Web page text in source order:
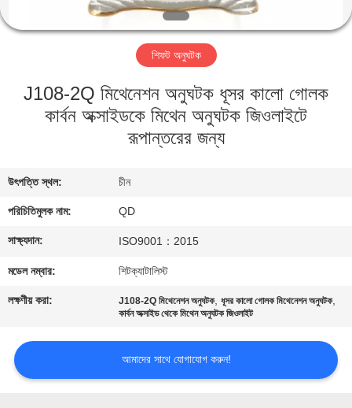
কারখানা
যোগাযোগ
করুন
খবর
সাইট
শিফট অনুঘটক
J108-2Q মিথেনেশন অনুঘটক ধূসর কালো গোলক
কার্বন অক্সাইডকে মিথেন অনুঘটক জিওলাইটে
রূপান্তরের জন্য
উৎপত্তি স্থল: চীন
পরিচিতিমুলক নাম: QD
সাক্ষ্যদান: ISO9001：2015
মডেল নম্বার: শিটক্যাটালিস্ট
লক্ষণীয় করা: J108-2Q মিথেনেশন অনুঘটক,ধূসর কালো গোলক মিথেনেশন অনুঘটক,
কার্বন অক্সাইড থেকে মিথেন অনুঘটক জিওলাইট
আমাদের সাথে যোগাযোগ করুন!